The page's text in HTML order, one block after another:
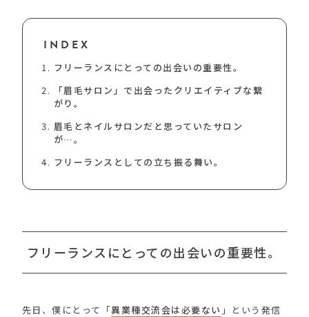
INDEX
フリーランスにとっての出会いの重要性。
「眉毛サロン」で出会ったクリエイティブな繋
がり。
眉毛とネイルサロンだと思っていたサロン
が…。
フリーランスとしての立ち振る舞い。
フリーランスにとっての出会いの重要性。
先日、僕にとって「異業種交流会は必要ない 」という発信